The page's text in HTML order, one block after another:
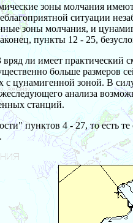
зоны молчания
ситуации
зоны молчания, и
пункты 12 - 25,
ли имеет практический
больше
с цунамигенной зоной. В
анализа
станций.
пунктов 4 - 27, то есть